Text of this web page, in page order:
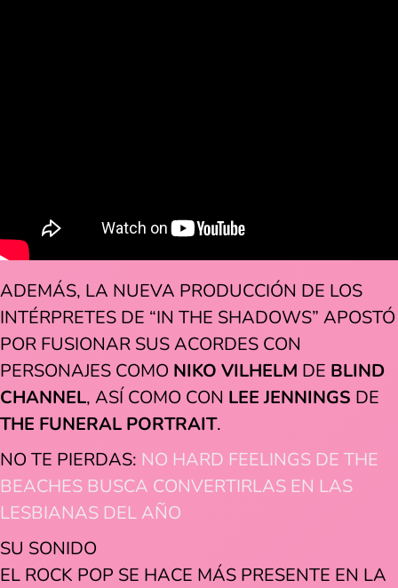
ADEMÁS, LA NUEVA PRODUCCIÓN DE LOS
INTÉRPRETES DE “IN THE SHADOWS” APOSTÓ
POR FUSIONAR SUS ACORDES CON
PERSONAJES COMO NIKO VILHELM DE BLIND
CHANNEL, ASÍ COMO CON LEE JENNINGS DE
THE FUNERAL PORTRAIT.
NO TE PIERDAS: NO HARD FEELINGS DE THE
BEACHES BUSCA CONVERTIRLAS EN LAS
LESBIANAS DEL AÑO
SU SONIDO
EL ROCK POP SE HACE MÁS PRESENTE EN LA